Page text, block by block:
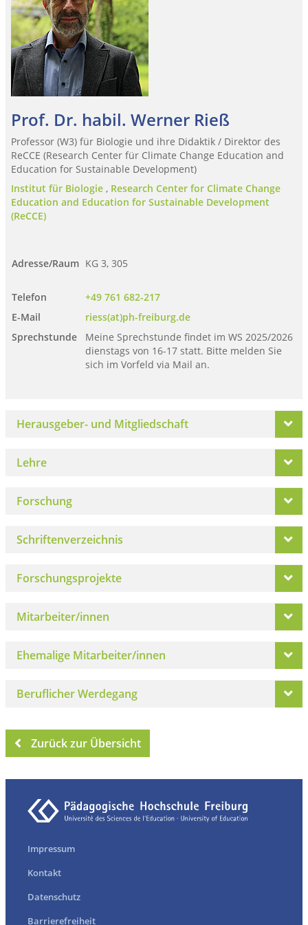
Prof. Dr. habil. Werner Rieß
Professor (W3) für Biologie und ihre Didaktik / Direktor des
ReCCE (Research Center für Climate Change Education and
Education for Sustainable Development)
Institut für Biologie , Research Center for Climate Change
Education and Education for Sustainable Development
(ReCCE)
Adresse/Raum KG 3, 305
Telefon
+49 761 682-217
E-Mail
riess(at)ph-freiburg.de
Sprechstunde
Meine Sprechstunde findet im WS 2025/2026
dienstags von 16-17 statt. Bitte melden Sie
sich im Vorfeld via Mail an.
Herausgeber- und Mitgliedschaft
Lehre
Forschung
Schriftenverzeichnis
Forschungsprojekte
Mitarbeiter/innen
Ehemalige Mitarbeiter/innen
Beruflicher Werdegang
Zurück zur Übersicht
Impressum
Kontakt
Datenschutz
Barrierefreiheit